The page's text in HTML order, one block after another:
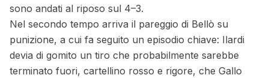
sono andati al riposo sul 4–3.
Nel secondo tempo arriva il pareggio di Bellò su
punizione, a cui fa seguito un episodio chiave: Ilardi
devia di gomito un tiro che probabilmente sarebbe
terminato fuori, cartellino rosso e rigore, che Gallo